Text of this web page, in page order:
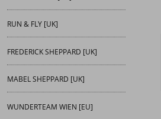
RUN & FLY [UK]
FREDERICK SHEPPARD [UK]
MABEL SHEPPARD [UK]
WUNDERTEAM WIEN [EU]